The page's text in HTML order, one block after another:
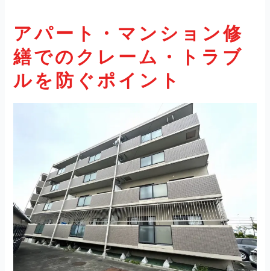
アパート・マンション修
繕でのクレーム・トラブ
ルを防ぐポイント